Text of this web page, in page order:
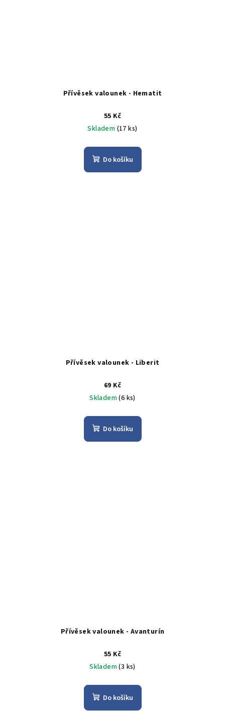
Přívěsek valounek - Hematit
55 Kč
Skladem (17 ks)
Do košíku
Přívěsek valounek - Liberit
69 Kč
Skladem(6 ks)
Do košíku
Přívěsek valounek - Avanturín
55 Kč
Skladem(3 ks)
Do košíku